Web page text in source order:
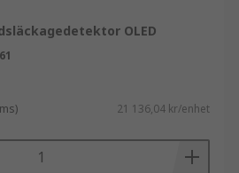
OLED
21 136,04 kr/enhet